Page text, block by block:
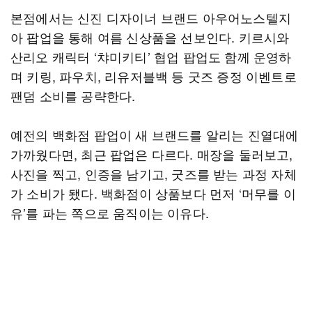
본점에서는 신진 디자이너 브랜드 아우어노스텔지
아 팝업을 통해 여름 신상품을 선보인다. 키르시와
산리오 캐릭터 ‘챠미키티’ 협업 팝업도 함께 운영하
며 키링, 파우치, 리유저블백 등 굿즈 증정 이벤트로
팬덤 소비를 공략한다.
예전의 백화점 팝업이 새 브랜드를 알리는 진열대에
가까웠다면, 최근 팝업은 다르다. 매장을 둘러보고,
사진을 찍고, 인증을 남기고, 굿즈를 받는 과정 자체
가 소비가 됐다. 백화점이 상품보다 먼저 ‘머무를 이
유’를 파는 쪽으로 움직이는 이유다.